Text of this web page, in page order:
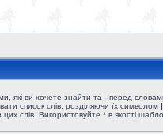
які ви хочете знайти та - перед
список слів, розділяючи їх символом |
слів. Використовуйте * в якості